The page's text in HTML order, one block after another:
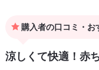
購入者の口コミ・お
涼しくて快適！赤